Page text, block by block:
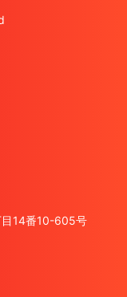
14番10-605号